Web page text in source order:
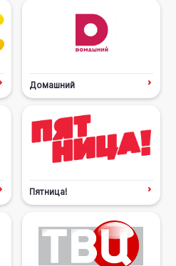
Домашний
Пятница!